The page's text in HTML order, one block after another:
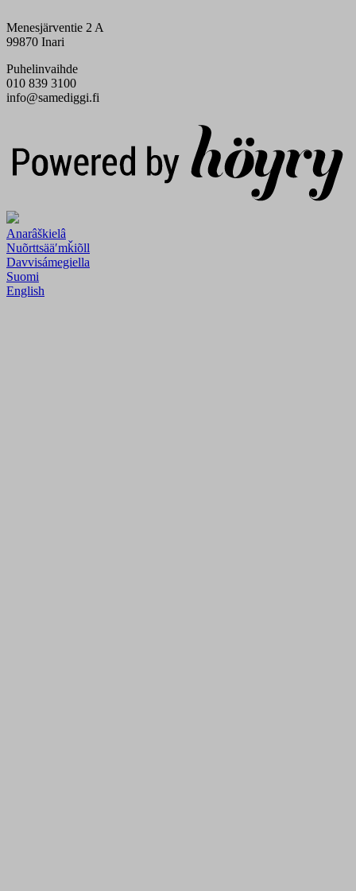
Menesjärventie 2 A
99870 Inari
Puhelinvaihde
010 839 3100
info@samediggi.fi
Anarâškielâ
Nuõrttsääʹmǩiõll
Davvisámegiella
Suomi
English